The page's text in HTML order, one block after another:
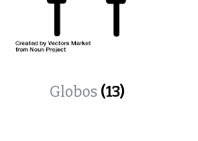
Globos (13)